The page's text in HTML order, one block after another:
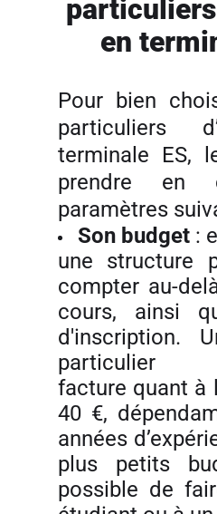
particuliers
en
Pour bien
particuliers
terminale ES,
prendre en
paramètres
Son budget :
une structure
compter au-
cours, ainsi
d'inscription.
particulier
facture quant à
40 €,
années
plus petits
possible de